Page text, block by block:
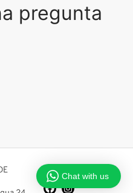
pregunta
SÍGUENOS:
Chat with us